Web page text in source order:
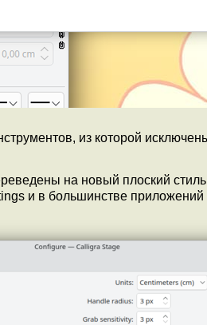
из которой
на новый плоский
и в большинстве